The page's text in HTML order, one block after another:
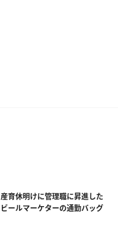
産育休明けに管理職に昇進した
ールマーケターの通勤バッグ